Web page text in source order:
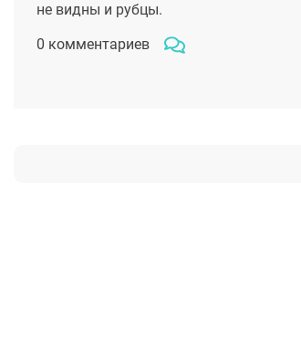
не видны и рубцы.
0 комментариев